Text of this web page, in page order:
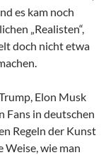
es kam noch
„Realisten“,
doch nicht etwa
Elon Musk
Fans in deutschen
Regeln der Kunst
Weise, wie man